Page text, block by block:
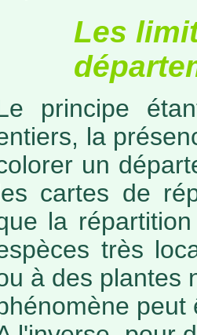
Les
principe
la
un
cartes de
la
très
à des plantes
peut